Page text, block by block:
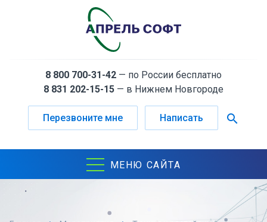
8 800 700-31-42 — по России бесплатно
8 831 202-15-15 — в Нижнем Новгороде
Перезвоните мне Написать search
МЕНЮ САЙТА